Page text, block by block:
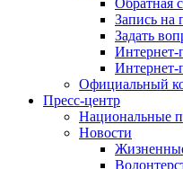
Запись на
Задать
Интернет-
Интернет-
Официальный
Пресс-центр
Национальные
Новости